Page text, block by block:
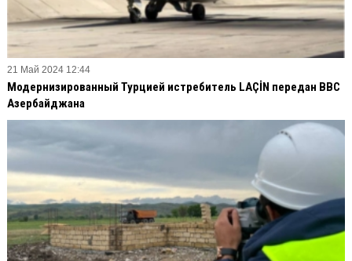
21 Май 2024 12:44
Модернизированный Турцией истребитель LAÇİN передан ВВС
Азербайджана